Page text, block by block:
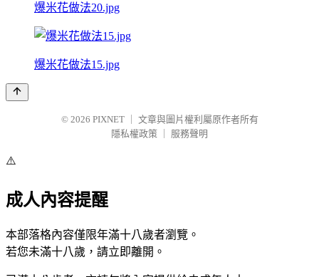
爆米花做法20.jpg
爆米花做法15.jpg
© 2026 PIXNET
文章與圖片權利屬原作者所有
隱私權政策
服務聲明
⚠️
成人內容提醒
本部落格內容僅限年滿十八歲者瀏覽。
若您未滿十八歲，請立即離開。